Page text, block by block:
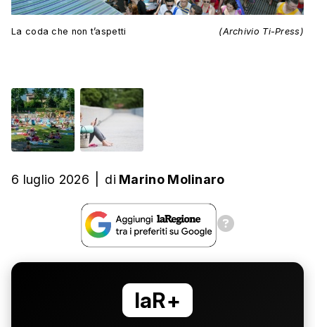
La coda che non t’aspetti (Archivio Ti-Press)
6 luglio 2026 di Marino Molinaro
laR+